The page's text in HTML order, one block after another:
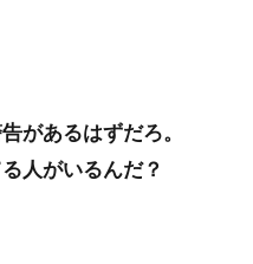
があるはずだろ。
人がいるんだ？